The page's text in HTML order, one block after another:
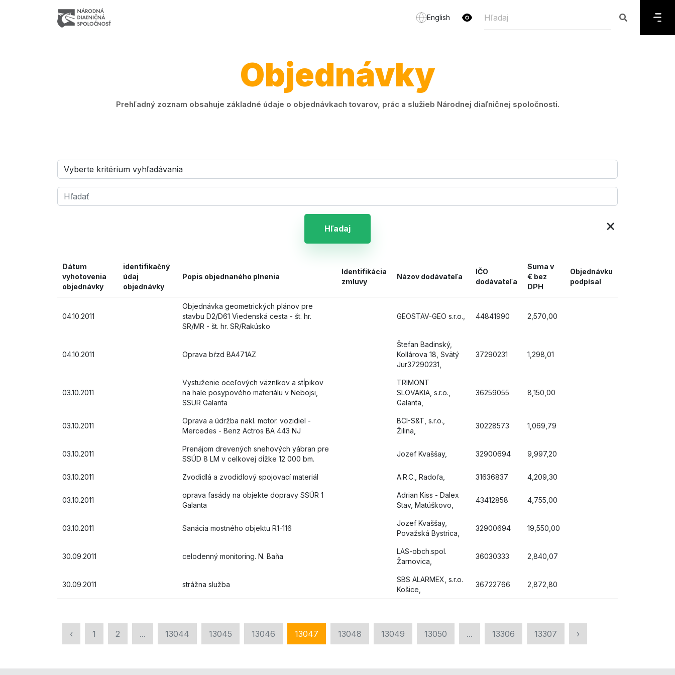
English
Objednávky
Prehľadný zoznam obsahuje základné údaje o objednávkach tovarov, prác a služieb Národnej diaľničnej spoločnosti.
Hľadaj ×
Dátum
vyhotovenia
objednávky
identifikačný
údaj
objednávky
Popis objednaného plnenia
Identifikácia
zmluvy
Názov dodávateľa
IČO
dodávateľa
Suma v
€ bez
DPH
Objednávku
podpísal
04.10.2011
Objednávka geometrických plánov pre
stavbu D2/D61 Viedenská cesta - št. hr.
SR/MR - št. hr. SR/Rakúsko
GEOSTAV-GEO s.r.o., 44841990 2,570,00
04.10.2011 Oprava bŕzd BA471AZ
Štefan Badinský,
Kollárova 18, Svätý
Jur37290231,
37290231 1,298,01
03.10.2011
Vystuženie oceľových väzníkov a stĺpikov
na hale posypového materiálu v Nebojsi,
SSUR Galanta
TRIMONT
SLOVAKIA, s.r.o.,
Galanta,
36259055 8,150,00
03.10.2011
Oprava a údržba nakl. motor. vozidiel -
Mercedes - Benz Actros BA 443 NJ
BCI-S&T, s.r.o.,
Žilina,
30228573 1,069,79
03.10.2011
Prenájom drevených snehových yábran pre
SSÚD 8 LM v celkovej dĺžke 12 000 bm.
Jozef Kvaššay, 32900694 9,997,20
03.10.2011 Zvodidlá a zvodidlový spojovací materiál A.R.C., Radoľa, 31636837 4,209,30
03.10.2011
oprava fasády na objekte dopravy SSÚR 1
Galanta
Adrian Kiss - Dalex
Stav, Matúškovo,
43412858 4,755,00
03.10.2011 Sanácia mostného objektu R1-116
Jozef Kvaššay,
Považská Bystrica,
32900694 19,550,00
30.09.2011 celodenný monitoring. N. Baňa
LAS-obch.spol.
Žarnovica,
36030333 2,840,07
30.09.2011 strážna služba
SBS ALARMEX, s.r.o.
Košice,
36722766 2,872,80
‹ 1 2 ... 13044 13045 13046 13047 13048 13049 13050 ... 13306 13307 ›